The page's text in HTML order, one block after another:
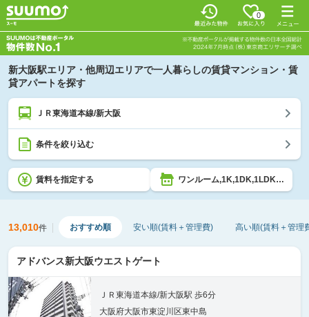
0
新大阪駅エリア・他周辺エリアで一人暮らしの賃貸マンション・賃
貸アパートを探す
ＪＲ東海道本線/新大阪
条件を絞り込む
賃料を指定する ワンルーム,1K,1DK,1LDK,2K,2DK,2LDK
13,010件 おすすめ順 安い順(賃料＋管理費) 高い順(賃料＋管理
アドバンス新大阪ウエストゲート
ＪＲ東海道本線/新大阪駅 歩6分
大阪府大阪市東淀川区東中島